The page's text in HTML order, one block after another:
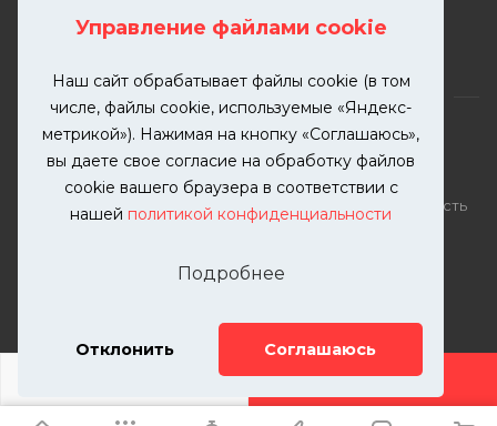
Управление файлами cookie
Наш сайт обрабатывает файлы cookie (в том
числе, файлы cookie, используемые «Яндекс-
метрикой»). Нажимая на кнопку «Соглашаюсь»,
вы даете свое согласие на обработку файлов
cookie вашего браузера в соответствии с
нашей политикой конфиденциальности
Подробнее
Отклонить Соглашаюсь
ДОБАВИТЬ УСЛУГУ
2026 © KUTUZOVV | Кузовной ремонт и покраска
автомобилей. Вся информация на сайте – собственность
разрешения запрещена. Все права защищены.
Телефон: 8(499)-302-00-57